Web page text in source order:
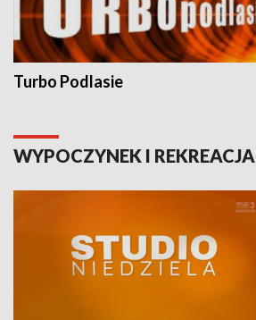
Turbo Podlasie
WYPOCZYNEK I REKREACJA